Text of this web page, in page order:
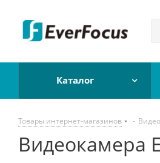
Каталог
Товары интернет-магазинов -
Видеокамера